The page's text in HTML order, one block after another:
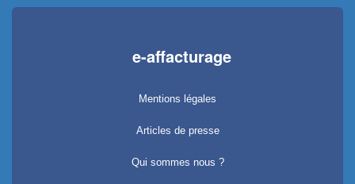
e-affacturage
Mentions légales
Articles de presse
Qui sommes nous ?